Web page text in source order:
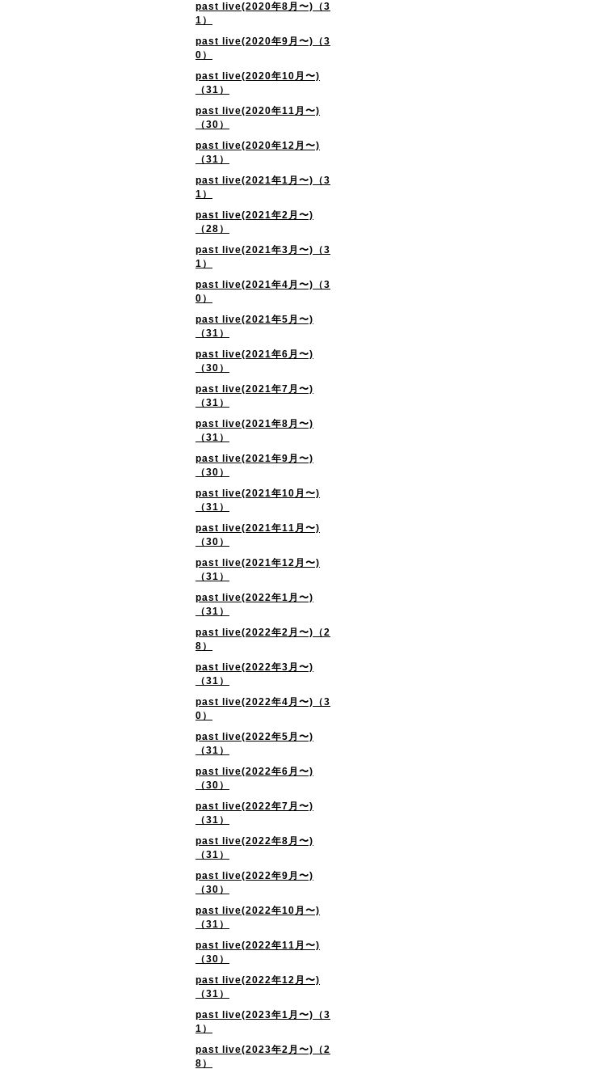
past live(2020年8月〜)（3
1）
past live(2020年9月〜)（3
0）
past live(2020年10月〜)
（31）
past live(2020年11月〜)
（30）
past live(2020年12月〜)
（31）
past live(2021年1月〜)（3
1）
past live(2021年2月〜)
（28）
past live(2021年3月〜)（3
1）
past live(2021年4月〜)（3
0）
past live(2021年5月〜)
（31）
past live(2021年6月〜)
（30）
past live(2021年7月〜)
（31）
past live(2021年8月〜)
（31）
past live(2021年9月〜)
（30）
past live(2021年10月〜)
（31）
past live(2021年11月〜)
（30）
past live(2021年12月〜)
（31）
past live(2022年1月〜)
（31）
past live(2022年2月〜)（2
8）
past live(2022年3月〜)
（31）
past live(2022年4月〜)（3
0）
past live(2022年5月〜)
（31）
past live(2022年6月〜)
（30）
past live(2022年7月〜)
（31）
past live(2022年8月〜)
（31）
past live(2022年9月〜)
（30）
past live(2022年10月〜)
（31）
past live(2022年11月〜)
（30）
past live(2022年12月〜)
（31）
past live(2023年1月〜)（3
1）
past live(2023年2月〜)（2
8）